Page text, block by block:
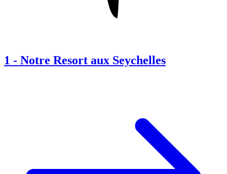
1 - Notre Resort aux Seychelles